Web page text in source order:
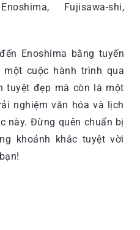
Fujisawa-shi,
Enoshima bằng tuyến
cuộc hành trình qua
tuyệt đẹp mà còn là một
nghiệm văn hóa và lịch
này. Đừng quên chuẩn bị
khoảnh khắc tuyệt vời